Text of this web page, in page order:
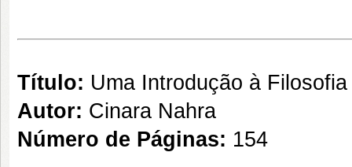
Título: Uma Introdução à
Autor: Cinara Nahra
Número de Páginas: 154